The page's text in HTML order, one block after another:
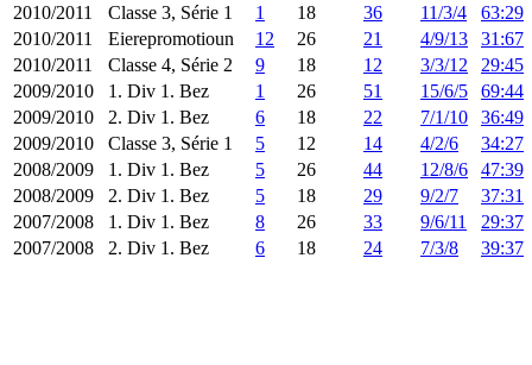
2010/2011
Classe 3, Série 1 1 18 36 11/3/4
63:29
2010/2011
Eierepromotioun 12 26 21 4/9/13
31:67
2010/2011
Classe 4, Série 2 9 18 12 3/3/12
29:45
2009/2010
1. Div 1. Bez 1 26 51 15/6/5
69:44
2009/2010
2. Div 1. Bez 6 18 22 7/1/10
36:49
2009/2010
Classe 3, Série 1 5 12 14 4/2/6
34:27
2008/2009
1. Div 1. Bez 5 26 44 12/8/6
47:39
2008/2009
2. Div 1. Bez 5 18 29 9/2/7
37:31
2007/2008
1. Div 1. Bez 8 26 33 9/6/11
29:37
2007/2008
2. Div 1. Bez 6 18 24 7/3/8 39:37